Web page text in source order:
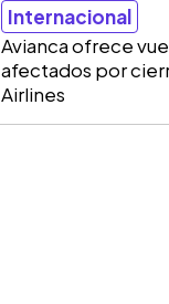
Internacional
Avianca ofrece
afectados por
Airlines